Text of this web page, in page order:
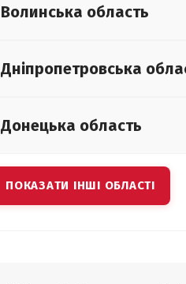
Волинська область
Дніпропетровська
Донецька область
ПОКАЗАТИ ІНШІ ОБЛАСТІ